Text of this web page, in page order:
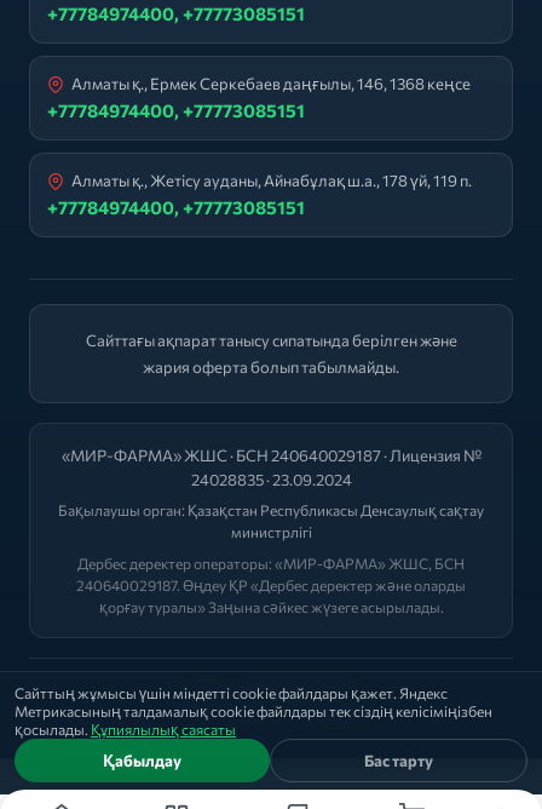
Сайттың жұмысы үшін міндетті cookie файлдары қажет. Яндекс
Метрикасының талдамалық cookie файлдары тек сіздің келісіміңізбен
қосылады. Құпиялылық саясаты
Қабылдау Бас тарту
+77784974400, +77773085151
Алматы қ., Ермек Серкебаев даңғылы, 146, 1368 кеңсе
+77784974400, +77773085151
Алматы қ., Жетісу ауданы, Айнабұлақ ш.а., 178 үй, 119 п.
+77784974400, +77773085151
Сайттағы ақпарат танысу сипатында берілген және
жария оферта болып табылмайды.
«МИР-ФАРМА» ЖШС · БСН 240640029187 · Лицензия №
24028835 · 23.09.2024
Бақылаушы орган: Қазақстан Республикасы Денсаулық сақтау
министрлігі
Дербес деректер операторы: «МИР-ФАРМА» ЖШС, БСН
240640029187. Өңдеу ҚР «Дербес деректер және оларды
қорғау туралы» Заңына сәйкес жүзеге асырылады.
2026 © "МИР-ФАРМА"
Саясат | Оферта | Лицензиялар